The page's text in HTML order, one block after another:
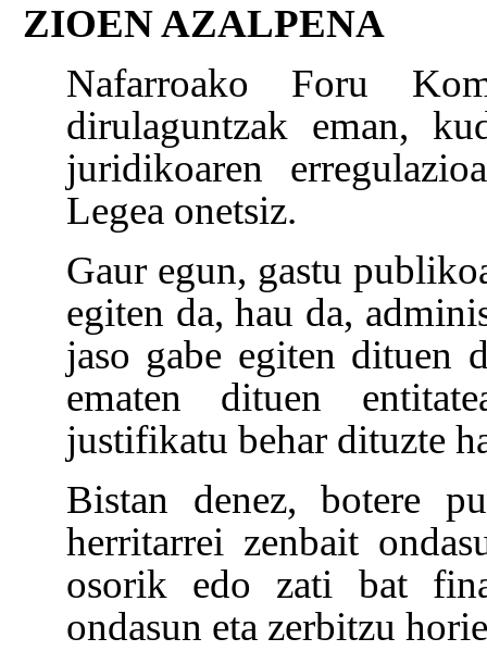
ZIOEN AZALPENA
Nafarroako Foru
dirulaguntzak eman,
juridikoaren
Legea onetsiz.
Gaur egun, gastu
egiten da, hau da,
jaso gabe egiten dituen
ematen dituen
justifikatu behar dituzte
Bistan denez, botere
herritarrei zenbait
osorik edo zati bat
ondasun eta zerbitzu